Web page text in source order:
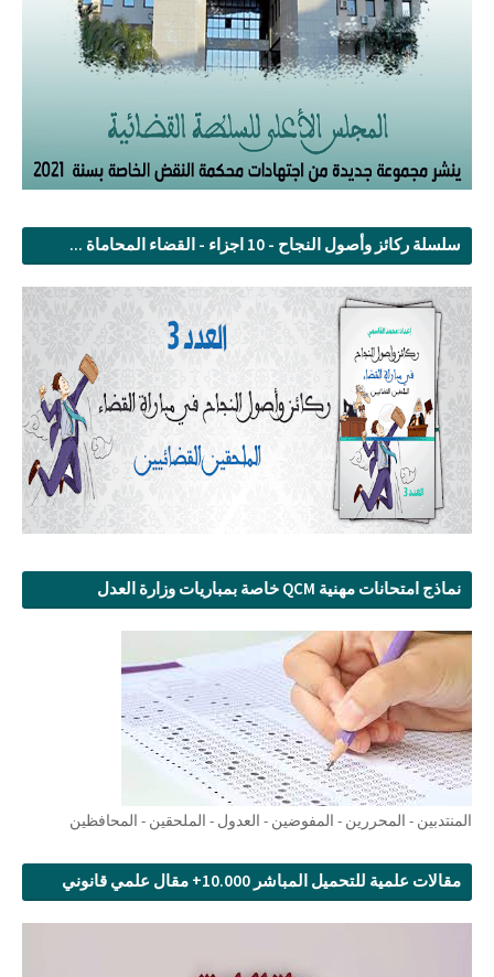
سلسلة ركائز وأصول النجاح - 10 اجزاء - القضاء المحاماة ...
نماذج امتحانات مهنية QCM خاصة بمباريات وزارة العدل
المنتدبين - المحررين - المفوضين - العدول - الملحقين - المحافظين
مقالات علمية للتحميل المباشر 10.000+ مقال علمي قانوني